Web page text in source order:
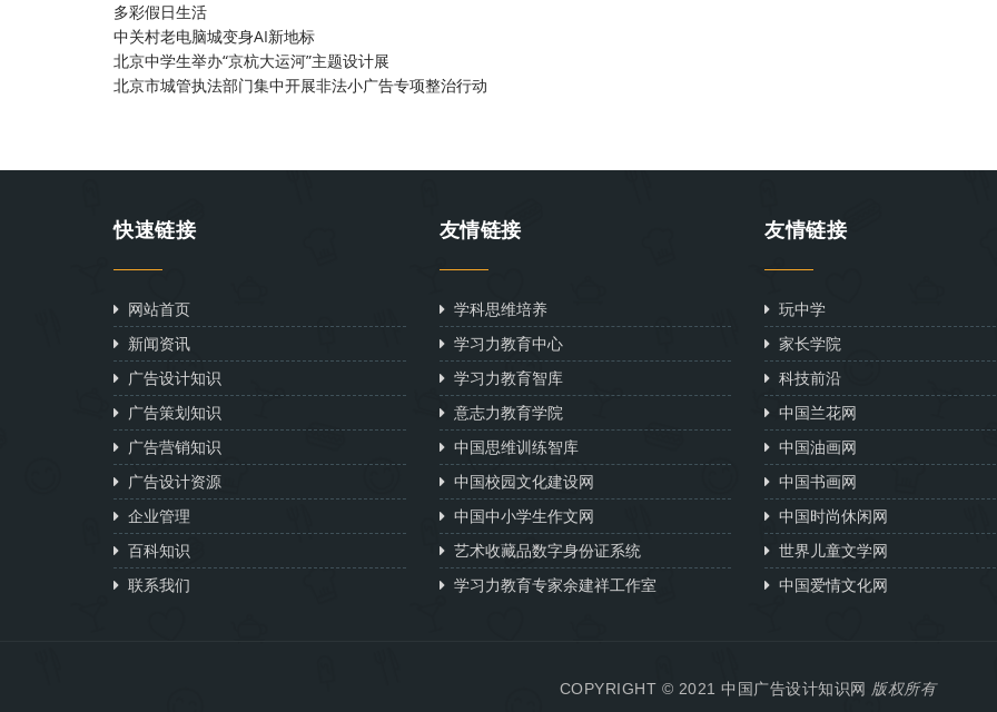
多彩假日生活
中关村老电脑城变身AI新地标
北京中学生举办“京杭大运河”主题设计展
北京市城管执法部门集中开展非法小广告专项整治行动
快速链接
网站首页
新闻资讯
广告设计知识
广告策划知识
广告营销知识
广告设计资源
企业管理
百科知识
联系我们
友情链接
学科思维培养
学习力教育中心
学习力教育智库
意志力教育学院
中国思维训练智库
中国校园文化建设网
中国中小学生作文网
艺术收藏品数字身份证系统
学习力教育专家余建祥工作室
友情链接
玩中学
家长学院
科技前沿
中国兰花网
中国油画网
中国书画网
中国时尚休闲网
世界儿童文学网
中国爱情文化网
COPYRIGHT © 2021中国广告设计知识网 版权所有